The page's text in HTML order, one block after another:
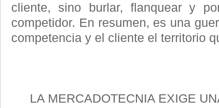
cliente, sino burlar, flanquear y
competidor. En resumen, es una
competencia y el cliente el territorio
LA MERCADOTECNIA EXIGE